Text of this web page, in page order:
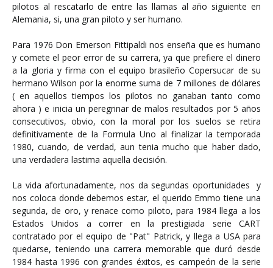
pilotos al rescatarlo de entre las llamas al año siguiente en
Alemania, si, una gran piloto y ser humano.
Para 1976 Don Emerson Fittipaldi nos enseña que es humano
y comete el peor error de su carrera, ya que prefiere el dinero
a la gloria y firma con el equipo brasileño Copersucar de su
hermano Wilson por la enorme suma de 7 millones de dólares
( en aquellos tiempos los pilotos no ganaban tanto como
ahora ) e inicia un peregrinar de malos resultados por 5 años
consecutivos, obvio, con la moral por los suelos se retira
definitivamente de la Formula Uno al finalizar la temporada
1980, cuando, de verdad, aun tenia mucho que haber dado,
una verdadera lastima aquella decisión.
La vida afortunadamente, nos da segundas oportunidades y
nos coloca donde debemos estar, el querido Emmo tiene una
segunda, de oro, y renace como piloto, para 1984 llega a los
Estados Unidos a correr en la prestigiada serie CART
contratado por el equipo de "Pat" Patrick, y llega a USA para
quedarse, teniendo una carrera memorable que duró desde
1984 hasta 1996 con grandes éxitos, es campeón de la serie